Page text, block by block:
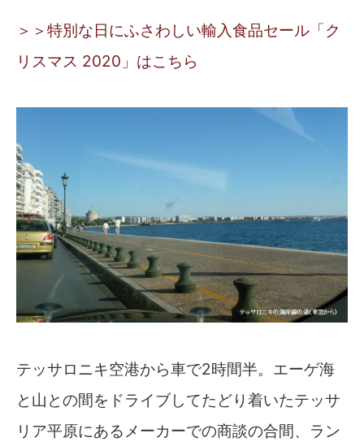
＞＞特別な日にふさわしい輸入食品セール「ク
リスマス 2020」はこちら
テッサロニキ空港から車で2時間半。エーゲ海
と山との間をドライブしてたどり着いたテッサ
リア平原にあるメーカーでの商談の合間、ラン